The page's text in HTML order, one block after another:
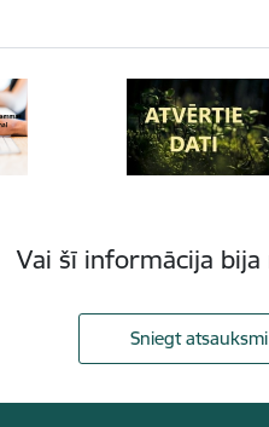
Vai šī informācija bija
Sniegt atsauksmi